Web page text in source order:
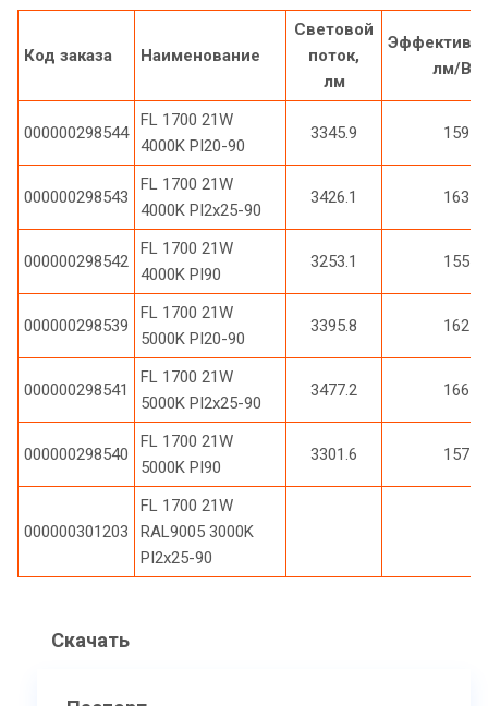
Код заказа Наименование
Световой
поток,
лм
лм/Вт
000000298544
FL 1700 21W
4000K PI20-90
3345.9 159
000000298543
FL 1700 21W
4000K PI2x25-90
3426.1 163
000000298542
FL 1700 21W
4000K PI90
3253.1 155
000000298539
FL 1700 21W
5000K PI20-90
3395.8 162
000000298541
FL 1700 21W
5000K PI2x25-90
3477.2 166
000000298540
FL 1700 21W
5000K PI90
3301.6 157
000000301203
FL 1700 21W
RAL9005 3000K
PI2x25-90
Скачать